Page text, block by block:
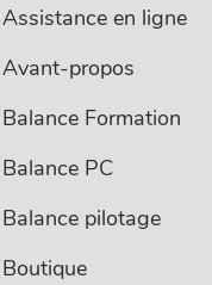
Assistance en ligne
Avant-propos
Balance Formation
Balance PC
Balance pilotage
Boutique